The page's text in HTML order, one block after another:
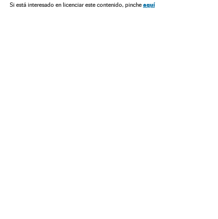
Si está interesado en licenciar este contenido, pinche aquí